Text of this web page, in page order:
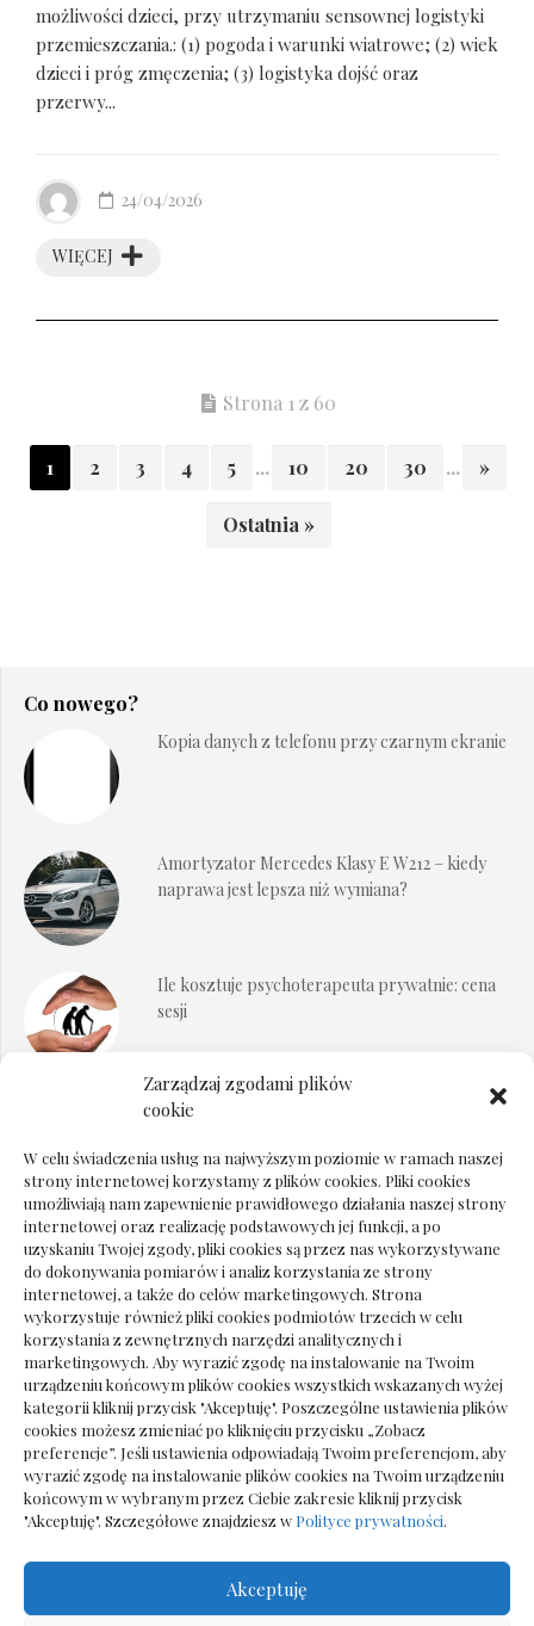
Zarządzaj zgodami plików
cookie
W celu świadczenia usług na najwyższym poziomie w ramach naszej
strony internetowej korzystamy z plików cookies. Pliki cookies
umożliwiają nam zapewnienie prawidłowego działania naszej strony
internetowej oraz realizację podstawowych jej funkcji, a po
uzyskaniu Twojej zgody, pliki cookies są przez nas wykorzystywane
do dokonywania pomiarów i analiz korzystania ze strony
internetowej, a także do celów marketingowych. Strona
wykorzystuje również pliki cookies podmiotów trzecich w celu
korzystania z zewnętrznych narzędzi analitycznych i
marketingowych. Aby wyrazić zgodę na instalowanie na Twoim
urządzeniu końcowym plików cookies wszystkich wskazanych wyżej
kategorii kliknij przycisk "Akceptuję". Poszczególne ustawienia plików
cookies możesz zmieniać po kliknięciu przycisku „Zobacz
preferencje”. Jeśli ustawienia odpowiadają Twoim preferencjom, aby
wyrazić zgodę na instalowanie plików cookies na Twoim urządzeniu
końcowym w wybranym przez Ciebie zakresie kliknij przycisk
"Akceptuję". Szczegółowe znajdziesz w Polityce prywatności.
Akceptuję
możliwości dzieci, przy utrzymaniu sensownej logistyki
przemieszczania.: (1) pogoda i warunki wiatrowe; (2) wiek
dzieci i próg zmęczenia; (3) logistyka dojść oraz
przerwy...
WIĘCEJ
24/04/2026
Strona 1 z 60
1 2 3 4 5 ... 10 20 30 ... »
Ostatnia »
Co nowego?
Kopia danych z telefonu przy czarnym ekranie
Amortyzator Mercedes Klasy E W212 – kiedy
naprawa jest lepsza niż wymiana?
Ile kosztuje psychoterapeuta prywatnie: cena
sesji
Dokumenty do odbioru przy zmianie biura
Deska podłogowa do salonu: jak wybrać bez
pośpiechu